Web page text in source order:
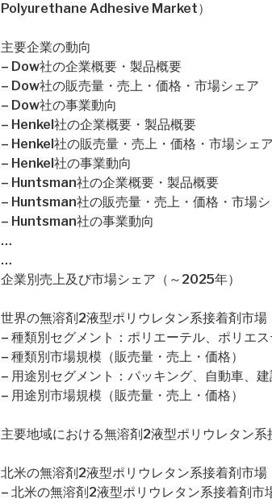
Polyurethane Adhesive Market）
主要企業の動向
– Dow社の企業概要・製品概要
– Dow社の販売量・売上・価格・市場シェア
– Dow社の事業動向
– Henkel社の企業概要・製品概要
– Henkel社の販売量・売上・価格・市場シェア
– Henkel社の事業動向
– Huntsman社の企業概要・製品概要
– Huntsman社の販売量・売上・価格・市場
– Huntsman社の事業動向
…
…
企業別売上及び市場シェア（～2025年）
世界の無溶剤2液型ポリウレタン系接着剤市
– 種類別セグメント：ポリエーテル、ポリエ
– 種類別市場規模（販売量・売上・価格）
– 用途別セグメント：パッキング、自動車、
– 用途別市場規模（販売量・売上・価格）
主要地域における無溶剤2液型ポリウレタン系
北米の無溶剤2液型ポリウレタン系接着剤市
– 北米の無溶剤2液型ポリウレタン系接着剤市